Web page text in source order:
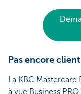
Pas encore
La KBC Mastercard
à vue Business